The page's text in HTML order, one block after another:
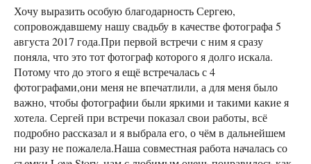
Хочу выразить особую благодарность Сергею,
сопровождавшему нашу свадьбу в качестве фотографа 5
августа 2017 года.При первой встречи с ним я сразу
поняла, что это тот фотограф которого я долго искала.
Потому что до этого я ещё встречалась с 4
фотографами,они меня не впечатлили, а для меня было
важно, чтобы фотографии были яркими и такими какие я
хотела. Сергей при встречи показал свои работы, всё
подробно рассказал и я выбрала его, о чём в дальнейшем
ни разу не пожалела.Наша совместная работа началась со